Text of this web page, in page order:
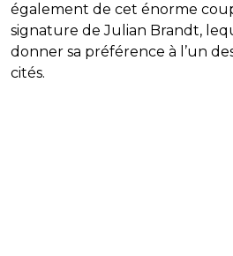
également de cet énorme
signature de Julian Brandt,
donner sa préférence à l’un
cités.